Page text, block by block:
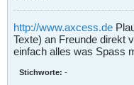
http://www.axcess.de
Texte) an Freunde direkt
einfach alles was Spass
Stichworte: -